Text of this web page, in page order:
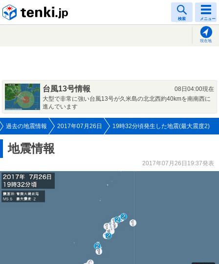
検索 メニュー
現在地
台風13号情報
08日04:00現在
大型で非常に強い台風13号が久米島の北北西約40kmを南南西に
進んでいます
過去の地震情報 2017年07月26日 19時32分頃発生した地震(最大震度2)
地震情報
2017年07月26日19:37発表